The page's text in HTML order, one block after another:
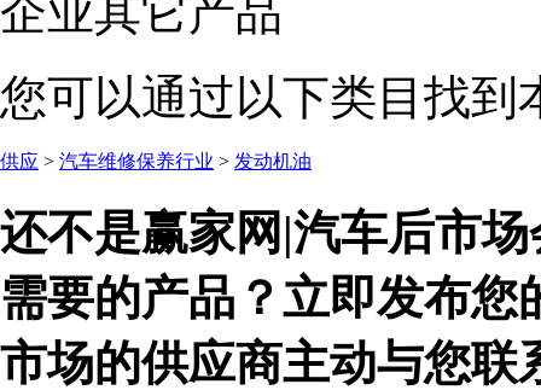
企业其它产品
您可以通过以下类目找到
供应 > 汽车维修保养行业 > 发动机油
还不是赢家网|汽车后市场
需要的产品？立即发布您
市场的供应商主动与您联